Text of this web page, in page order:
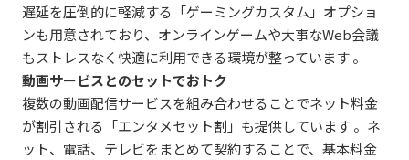
遅延を圧倒的に軽減する「ゲーミングカスタム」オプショ
ンも用意されており、オンラインゲームや大事なWeb会議
もストレスなく快適に利用できる環境が整っています 。
動画サービスとのセットでおトク
複数の動画配信サービスを組み合わせることでネット料金
が割引される「エンタメセット割」も提供しています 。ネ
ット、電話、テレビをまとめて契約することで、基本料金